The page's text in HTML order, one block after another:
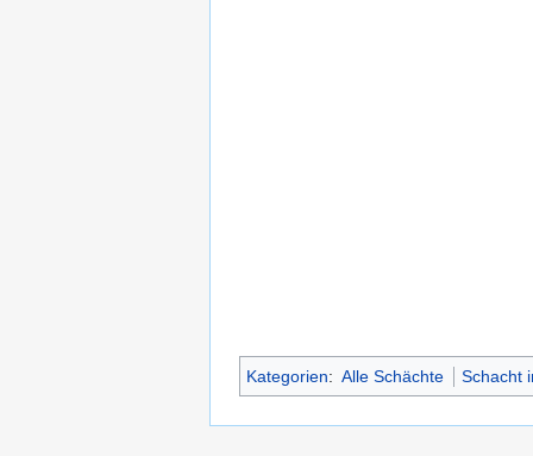
Kategorien: Alle Schächte Schacht